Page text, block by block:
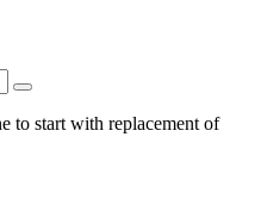
to start with replacement of